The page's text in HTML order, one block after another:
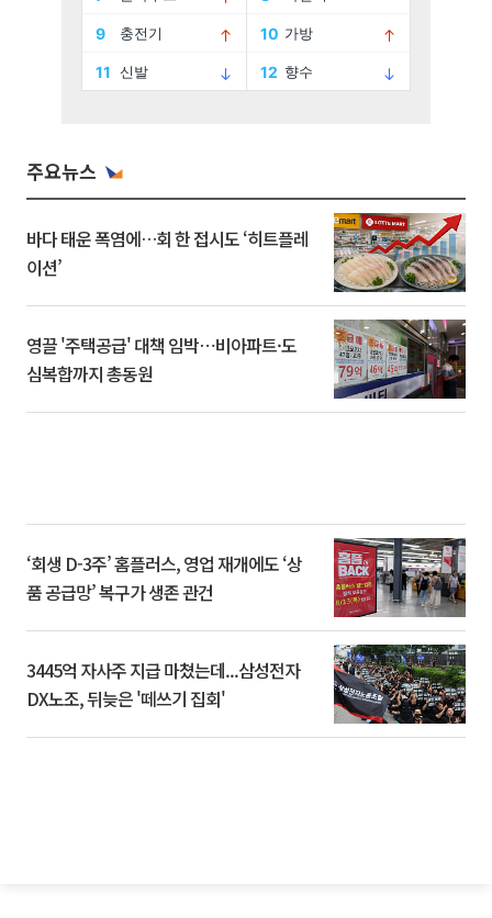
주요뉴스
바다 태운 폭염에…회 한 접시도 ‘히트플레
이션’
영끌 '주택공급' 대책 임박⋯비아파트·도
심복합까지 총동원
‘회생 D-3주’ 홈플러스, 영업 재개에도 ‘상
품 공급망’ 복구가 생존 관건
3445억 자사주 지급 마쳤는데...삼성전자
DX노조, 뒤늦은 '떼쓰기 집회'